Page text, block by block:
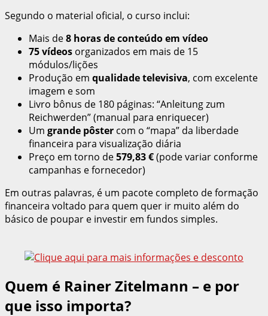
Segundo o material oficial, o curso inclui:
Mais de8 horas de conteúdo em vídeo
75 vídeos organizados em mais de 15
módulos/lições
Produção em qualidade televisiva, com excelente
imagem e som
Livro bônus de 180 páginas: “Anleitung zum
Reichwerden” (manual para enriquecer)
Um grande pôster com o “mapa” da liberdade
financeira para visualização diária
Preço em torno de579,83 €(pode variar conforme
campanhas e fornecedor)
Em outras palavras, é um pacote completo de formação
financeira voltado para quem quer ir muito além do
básico de poupar e investir em fundos simples.
Quem é Rainer Zitelmann – e por
que isso importa?